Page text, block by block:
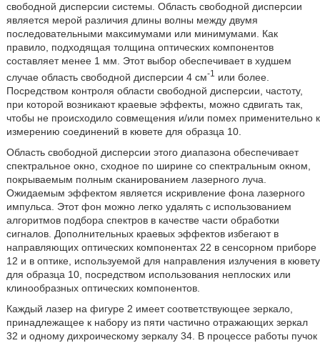
свободной дисперсии системы. Область свободной дисперсии
является мерой различия длины волны между двумя
последовательными максимумами или минимумами. Как
правило, подходящая толщина оптических компонентов
составляет менее 1 мм. Этот выбор обеспечивает в худшем
случае область свободной дисперсии 4 см-1
или более.
Посредством контроля области свободной дисперсии, частоту,
при которой возникают краевые эффекты, можно сдвигать так,
чтобы не происходило совмещения и/или помех применительно к
измерению соединений в кювете для образца 10.
Область свободной дисперсии этого диапазона обеспечивает
спектральное окно, сходное по ширине со спектральным окном,
покрываемым полным сканированием лазерного луча.
Ожидаемым эффектом является искривление фона лазерного
импульса. Этот фон можно легко удалять с использованием
алгоритмов подбора спектров в качестве части обработки
сигналов. Дополнительных краевых эффектов избегают в
направляющих оптических компонентах 22 в сенсорном приборе
12 и в оптике, используемой для направления излучения в кювету
для образца 10, посредством использования неплоских или
клинообразных оптических компонентов.
Каждый лазер на фигуре 2 имеет соответствующее зеркало,
принадлежащее к набору из пяти частично отражающих зеркал
32 и одному дихроическому зеркалу 34. В процессе работы пучок